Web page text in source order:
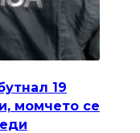
19
момчето се